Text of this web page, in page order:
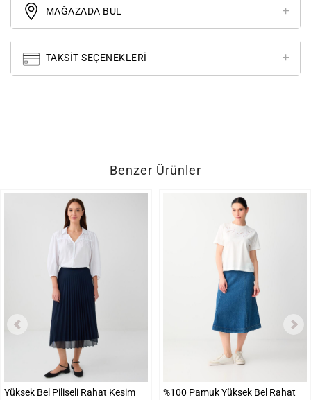
MAĞAZADA BUL
TAKSIT SEÇENEKLERI
Benzer Ürünler
Yüksek Bel Piliseli Rahat Kesim
%100 Pamuk Yüksek Bel Rahat